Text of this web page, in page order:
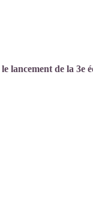
lancement de la 3e